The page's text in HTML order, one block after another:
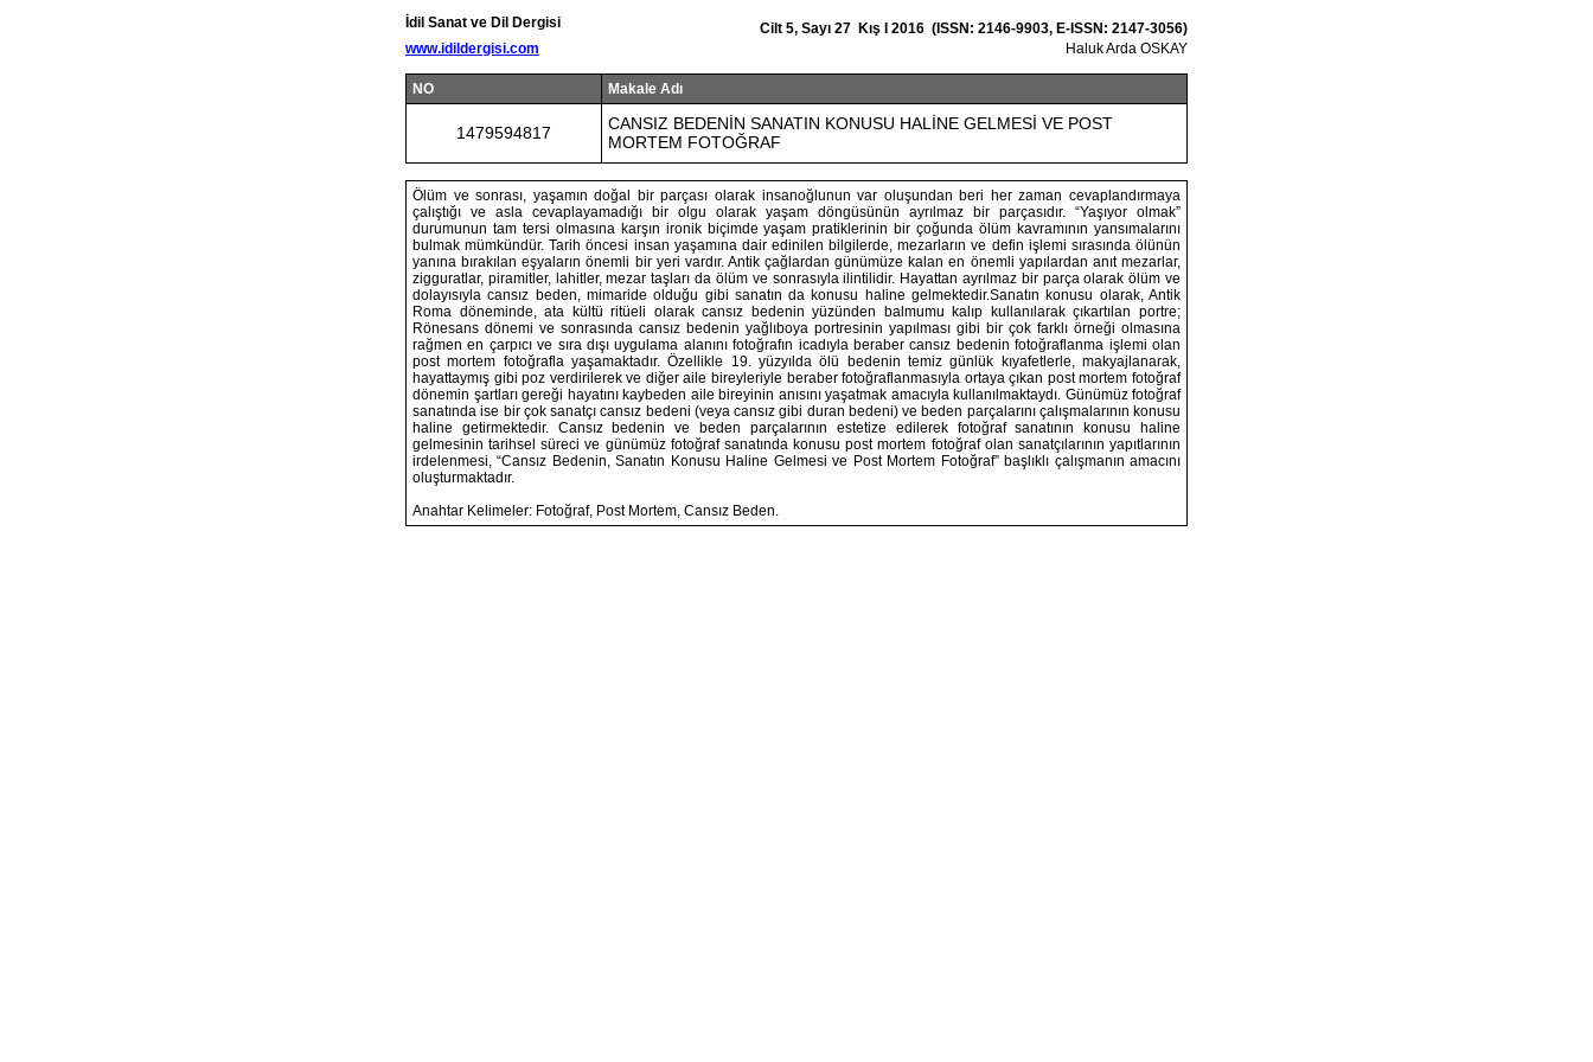
İdil Sanat ve Dil Dergisi
www.idildergisi.com
Cilt 5, Sayı 27 Kış I 2016 (ISSN: 2146-9903, E-ISSN: 2147-3056)
Haluk Arda OSKAY
NO Makale Adı
1479594817
CANSIZ BEDENİN SANATIN KONUSU HALİNE GELMESİ VE POST
MORTEM FOTOĞRAF
Ölüm ve sonrası, yaşamın doğal bir parçası olarak insanoğlunun var oluşundan beri her zaman cevaplandırmaya
çalıştığı ve asla cevaplayamadığı bir olgu olarak yaşam döngüsünün ayrılmaz bir parçasıdır. “Yaşıyor olmak”
durumunun tam tersi olmasına karşın ironik biçimde yaşam pratiklerinin bir çoğunda ölüm kavramının yansımalarını
bulmak mümkündür. Tarih öncesi insan yaşamına dair edinilen bilgilerde, mezarların ve defin işlemi sırasında ölünün
yanına bırakılan eşyaların önemli bir yeri vardır. Antik çağlardan günümüze kalan en önemli yapılardan anıt mezarlar,
zigguratlar, piramitler, lahitler, mezar taşları da ölüm ve sonrasıyla ilintilidir. Hayattan ayrılmaz bir parça olarak ölüm ve
dolayısıyla cansız beden, mimaride olduğu gibi sanatın da konusu haline gelmektedir.Sanatın konusu olarak, Antik
Roma döneminde, ata kültü ritüeli olarak cansız bedenin yüzünden balmumu kalıp kullanılarak çıkartılan portre;
Rönesans dönemi ve sonrasında cansız bedenin yağlıboya portresinin yapılması gibi bir çok farklı örneği olmasına
rağmen en çarpıcı ve sıra dışı uygulama alanını fotoğrafın icadıyla beraber cansız bedenin fotoğraflanma işlemi olan
post mortem fotoğrafla yaşamaktadır. Özellikle 19. yüzyılda ölü bedenin temiz günlük kıyafetlerle, makyajlanarak,
hayattaymış gibi poz verdirilerek ve diğer aile bireyleriyle beraber fotoğraflanmasıyla ortaya çıkan post mortem fotoğraf
dönemin şartları gereği hayatını kaybeden aile bireyinin anısını yaşatmak amacıyla kullanılmaktaydı. Günümüz fotoğraf
sanatında ise bir çok sanatçı cansız bedeni (veya cansız gibi duran bedeni) ve beden parçalarını çalışmalarının konusu
haline getirmektedir. Cansız bedenin ve beden parçalarının estetize edilerek fotoğraf sanatının konusu haline
gelmesinin tarihsel süreci ve günümüz fotoğraf sanatında konusu post mortem fotoğraf olan sanatçılarının yapıtlarının
irdelenmesi, “Cansız Bedenin, Sanatın Konusu Haline Gelmesi ve Post Mortem Fotoğraf” başlıklı çalışmanın amacını
oluşturmaktadır.
Anahtar Kelimeler: Fotoğraf, Post Mortem, Cansız Beden.